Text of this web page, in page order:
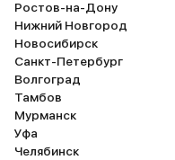
Ростов-на-Дону
Нижний Новгород
Новосибирск
Санкт-Петербург
Волгоград
Тамбов
Мурманск
Уфа
Челябинск